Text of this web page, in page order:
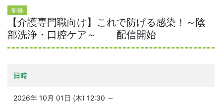
研修
【介護専門職向け】これで防げる感染！～陰
部洗浄・口腔ケア～ 配信開始
日時
2026年 10月 01日 (木) 12:30 ～